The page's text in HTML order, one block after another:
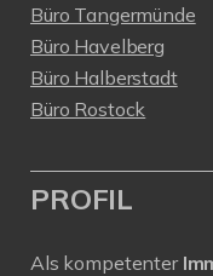
Büro Tangermünde
Büro Havelberg
Büro Halberstadt
Büro Rostock
PROFIL
Als kompetenter